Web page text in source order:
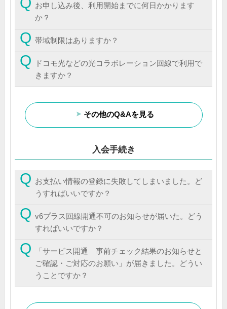
お申し込み後、利用開始までに何日かかります
か？
帯域制限はありますか？
ドコモ光などの光コラボレーション回線で利用で
きますか？
その他のQ&Aを見る
入会手続き
お支払い情報の登録に失敗してしまいました。ど
うすればいいですか？
v6プラス回線開通不可のお知らせが届いた。どう
すればいいですか？
「サービス開通 事前チェック結果のお知らせと
ご確認・ご対応のお願い」が届きました。どうい
うことですか？